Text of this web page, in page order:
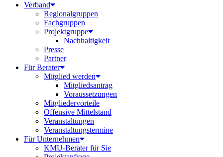
Verband
Regionalgruppen
Fachgruppen
Projektgruppe
Nachhaltigkeit
Presse
Partner
Für Berater
Mitglied werden
Mitgliedsantrag
Voraussetzungen
Mitgliedervorteile
Offensive Mittelstand
Veranstaltungen
Veranstaltungstermine
Für Unternehmen
KMU-Berater für Sie